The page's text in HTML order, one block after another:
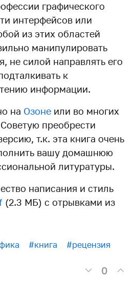
графического
интерфейсов или
из этих областей
манипулировать
не силой направлять его
к
информации.
на Озоне или во многих
преобрести
т.к. эта книга очень
вашу домашнюю
литуратуры.
написания и стиль
(2.3 МБ) с отрывками из
#книга #рецензия
0